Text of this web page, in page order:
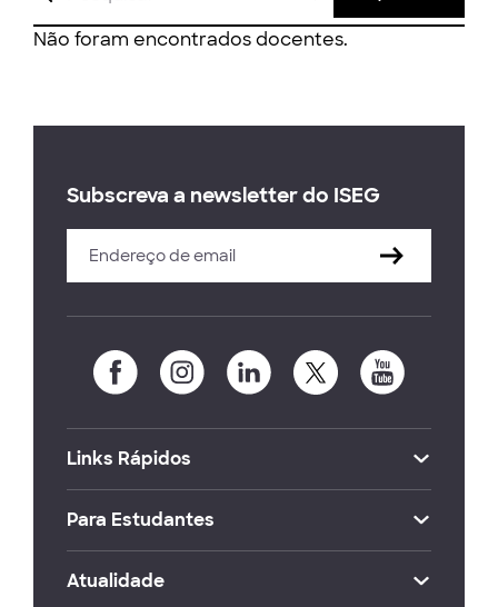
Não foram encontrados docentes.
Subscreva a newsletter do ISEG
Links Rápidos
Para Estudantes
Atualidade